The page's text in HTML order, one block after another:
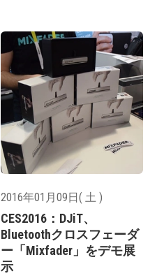
2016年01月09日( 土 )
CES2016：DJiT、
Bluetoothクロスフェーダ
ー「Mixfader」をデモ展
示